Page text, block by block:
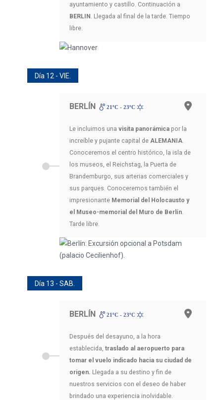
ayuntamiento y castillo. Continuación a
BERLIN . Llegada al final de la tarde. Tiempo
libre.
Día 12 - VIE.
BERLÍN 21ºC - 23ºC
Le incluimos una visita panorámica por la
increíble y pujante capital de ALEMANIA.
Conoceremos el centro histórico, la isla de
los museos, el Reichstag, la Puerta de
Brandemburgo, sus arterias comerciales y
sus parques. Conoceremos también el
impresionante Memorial del Holocausto y
el Museo-memorial del Muro de Berlín.
Tarde libre.
Día 13 - SAB.
BERLÍN 21ºC - 23ºC
Después del desayuno, a la hora
establecida, traslado al aeropuerto para
tomar el vuelo indicado hacia su ciudad de
origen. Llegada a su destino y fin de
nuestros servicios con el deseo de haber
brindado una experiencia inolvidable.